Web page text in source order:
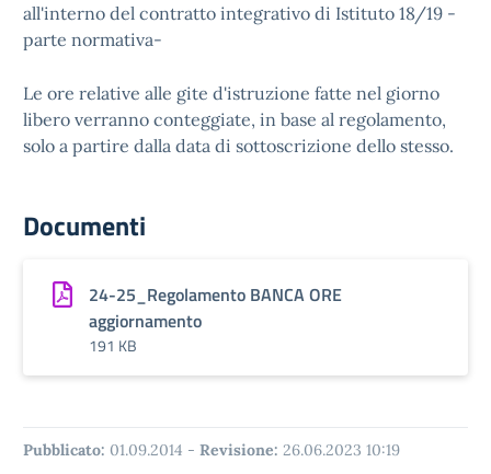
all'interno del contratto integrativo di Istituto 18/19 -
parte normativa-
Le ore relative alle gite d'istruzione fatte nel giorno
libero verranno conteggiate, in base al regolamento,
solo a partire dalla data di sottoscrizione dello stesso.
Documenti
24-25_Regolamento BANCA ORE
aggiornamento
191 KB
Pubblicato: 01.09.2014 - Revisione: 26.06.2023 10:19